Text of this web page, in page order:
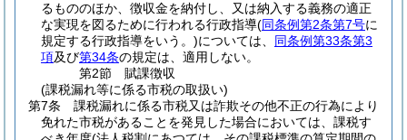
るもののほか、徴収金を納付し、又は納入する義務の適正
な実現を図るために行われる行政指導(同条例第2条第7号に
規定する行政指導をいう。)については、 同条例第33条第3
項及び第34条の規定は、適用しない。
第2節
賦課徴収
(課税漏れ等に係る市税の取扱い)
第7条
課税漏れに係る市税又は詐欺その他不正の行為により
免れた市税があることを発見した場合においては、課税す